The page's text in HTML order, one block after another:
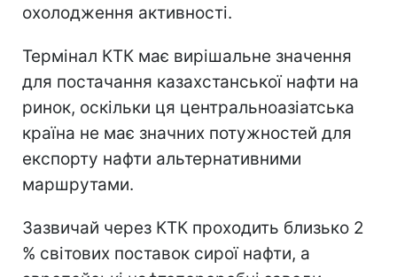
охолодження активності.
Термінал КТК має вирішальне значення
для постачання казахстанської нафти на
ринок, оскільки ця центральноазіатська
країна не має значних потужностей для
експорту нафти альтернативними
маршрутами.
Зазвичай через КТК проходить близько 2
% світових поставок сирої нафти, а